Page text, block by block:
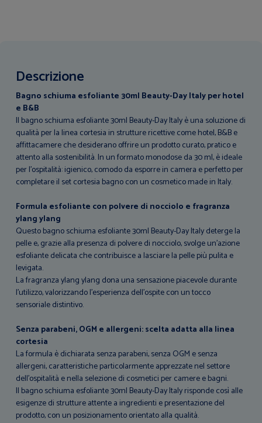
Descrizione
Bagno schiuma esfoliante 30ml Beauty-Day Italy per hotel
e B&B
Il bagno schiuma esfoliante 30ml Beauty-Day Italy è una soluzione di
qualità per la linea cortesia in strutture ricettive come hotel, B&B e
affittacamere che desiderano offrire un prodotto curato, pratico e
attento alla sostenibilità. In un formato monodose da 30 ml, è ideale
per l’ospitalità: igienico, comodo da esporre in camera e perfetto per
completare il set cortesia bagno con un cosmetico made in Italy.
Formula esfoliante con polvere di nocciolo e fragranza
ylang ylang
Questo bagno schiuma esfoliante 30ml Beauty-Day Italy deterge la
pelle e, grazie alla presenza di polvere di nocciolo, svolge un’azione
esfoliante delicata che contribuisce a lasciare la pelle più pulita e
levigata.
La fragranza ylang ylang dona una sensazione piacevole durante
l’utilizzo, valorizzando l’esperienza dell’ospite con un tocco
sensoriale distintivo.
Senza parabeni, OGM e allergeni: scelta adatta alla linea
cortesia
La formula è dichiarata senza parabeni, senza OGM e senza
allergeni, caratteristiche particolarmente apprezzate nel settore
dell’ospitalità e nella selezione di cosmetici per camere e bagni.
Il bagno schiuma esfoliante 30ml Beauty-Day Italy risponde così alle
esigenze di strutture attente a ingredienti e presentazione del
prodotto, con un posizionamento orientato alla qualità.